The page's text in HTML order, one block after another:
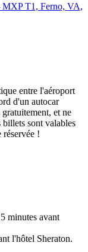
MXP T1, Ferno, VA,
entre l'aéroport
d'un autocar
et ne
sont valables
réservée !
minutes avant
l'hôtel Sheraton.